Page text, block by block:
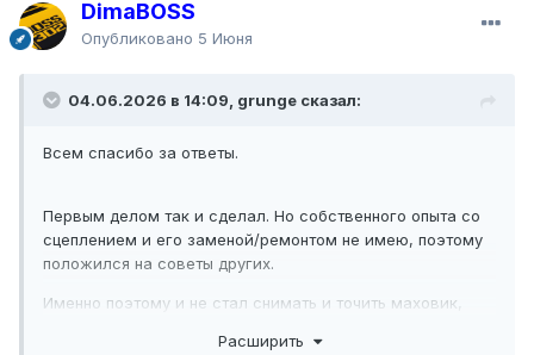
DimaBOSS
Опубликовано 5 Июня
04.06.2026 в 14:09, grunge сказал:
Всем спасибо за ответы.
Первым делом так и сделал. Но собственного опыта со
сцеплением и его заменой/ремонтом не имею, поэтому
положился на советы других.
Именно поэтому и не стал снимать и точить маховик,
Расширить